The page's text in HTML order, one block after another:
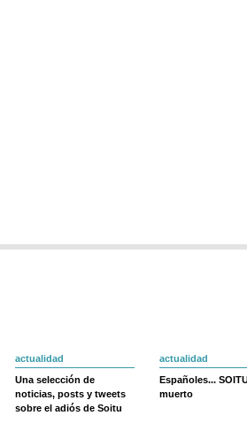
actualidad
Una selección de
noticias, posts y tweets
sobre el adiós de Soitu
actualidad
Españoles...
muerto